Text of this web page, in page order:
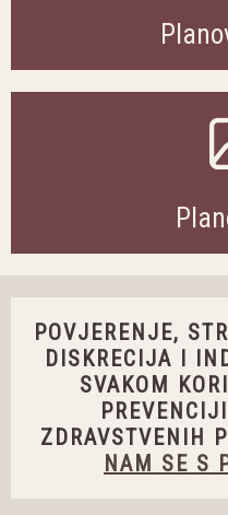
POVJERENJE,
DISKRECIJA I
SVAKOM
ZDRAVSTVENIH
NAM SE S